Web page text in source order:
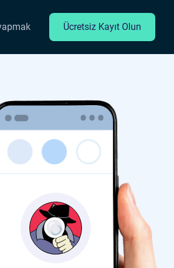
Ücretsiz Kayıt Olun